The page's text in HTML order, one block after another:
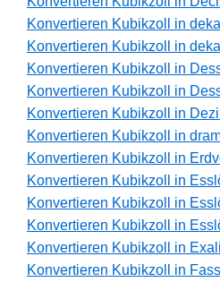
Konvertieren Kubikzoll in
Konvertieren Kubikzoll in
Konvertieren Kubikzoll in
Konvertieren Kubikzoll in
Konvertieren Kubikzoll in
Konvertieren Kubikzoll in
Konvertieren Kubikzoll in
Konvertieren Kubikzoll in
Konvertieren Kubikzoll in
Konvertieren Kubikzoll in
Konvertieren Kubikzoll in
Konvertieren Kubikzoll in